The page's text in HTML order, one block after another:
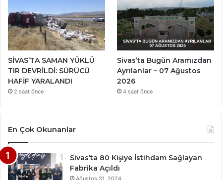
SİVAS’TA SAMAN YÜKLÜ
TIR DEVRİLDİ: SÜRÜCÜ
HAFİF YARALANDI
2 saat önce
Sivas’ta Bugün Aramızdan
Ayrılanlar – 07 Ağustos
2026
4 saat önce
En Çok Okunanlar
Sivas’ta 80 Kişiye İstihdam Sağlayan
Fabrika Açıldı